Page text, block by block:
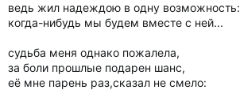
ведь жил надеждою в одну возможность:
когда-нибудь мы будем вместе с ней...
судьба меня однако пожалела,
за боли прошлые подарен шанс,
её мне парень раз,сказал не смело: